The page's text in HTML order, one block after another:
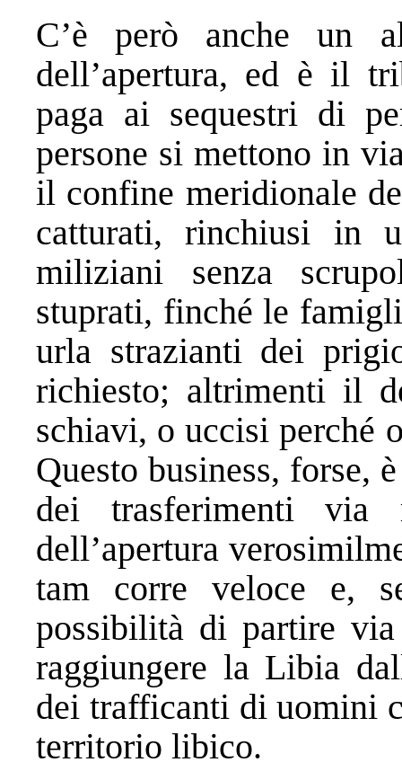
C’è però anche un
dell’apertura, ed è il
paga ai sequestri di
persone si mettono in
il confine meridionale
catturati, rinchiusi in
miliziani senza
stuprati, finché le
urla strazianti dei
richiesto; altrimenti il
schiavi, o uccisi perché
Questo business, forse,
dei trasferimenti
dell’apertura
tam corre veloce e,
possibilità di partire
raggiungere la Libia
dei trafficanti di uomini
territorio libico.